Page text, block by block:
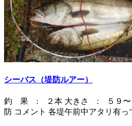
シーバス（堤防ルアー）
釣 果 : ２本 大きさ : ５９〜
防 コメント 各堤午前中アタリ有